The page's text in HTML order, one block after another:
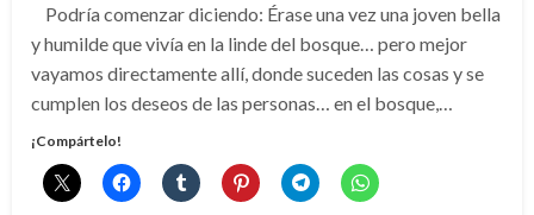
Podría comenzar diciendo: Érase una vez una joven bella
y humilde que vivía en la linde del bosque… pero mejor
vayamos directamente allí, donde suceden las cosas y se
cumplen los deseos de las personas… en el bosque,…
¡Compártelo!